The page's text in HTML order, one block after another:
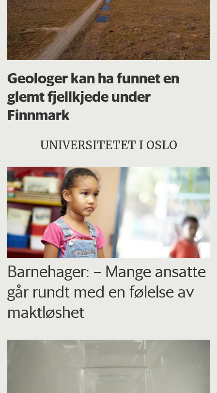
Geologer kan ha funnet en
glemt fjellkjede under
Finnmark
UNIVERSITETET I OSLO
Barnehager: – Mange ansatte
går rundt med en følelse av
maktløshet